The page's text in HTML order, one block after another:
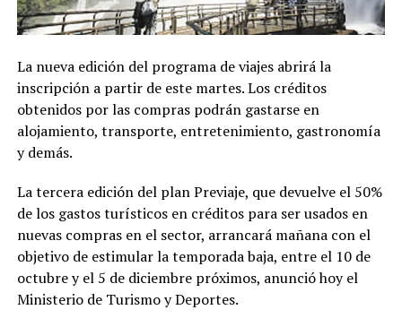
La nueva edición del programa de viajes abrirá la
inscripción a partir de este martes. Los créditos
obtenidos por las compras podrán gastarse en
alojamiento, transporte, entretenimiento, gastronomía
y demás.
La tercera edición del plan Previaje, que devuelve el 50%
de los gastos turísticos en créditos para ser usados en
nuevas compras en el sector, arrancará mañana con el
objetivo de estimular la temporada baja, entre el 10 de
octubre y el 5 de diciembre próximos, anunció hoy el
Ministerio de Turismo y Deportes.